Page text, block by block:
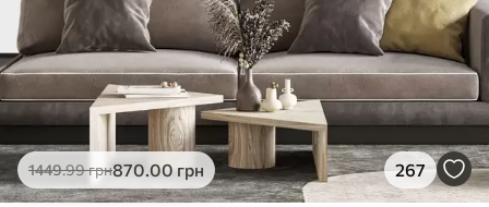
1449.99грн870.00 грн 267